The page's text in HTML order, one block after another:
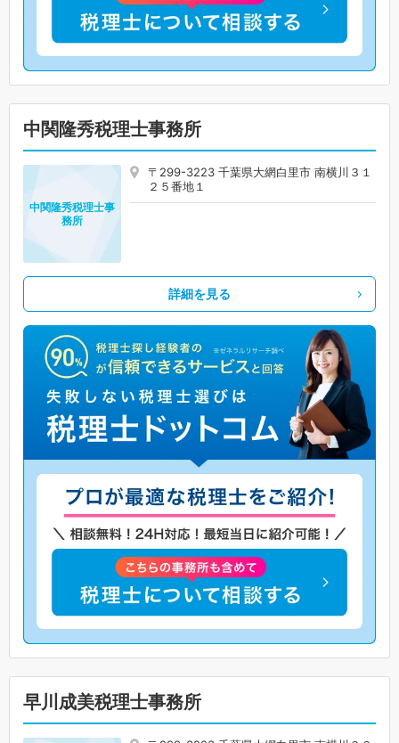
中関隆秀税理士事務所
〒299-3223 千葉県大網白里市 南横川３１
２５番地１
中関隆秀税理士事
務所
詳細を見る
早川成美税理士事務所